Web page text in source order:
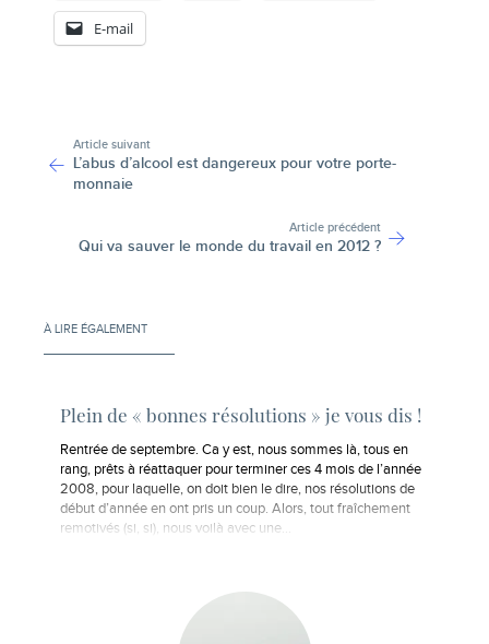
E-mail
Article suivant
L’abus d’alcool est dangereux pour votre porte-
monnaie
Article précédent
Qui va sauver le monde du travail en 2012 ?
À LIRE ÉGALEMENT
Plein de « bonnes résolutions » je vous dis !
Rentrée de septembre. Ca y est, nous sommes là, tous en
rang, prêts à réattaquer pour terminer ces 4 mois de l’année
2008, pour laquelle, on doit bien le dire, nos résolutions de
début d’année en ont pris un coup. Alors, tout fraîchement
remotivés (si, si), nous voilà avec une…